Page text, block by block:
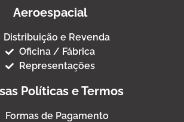
Aeroespacial
Distribuição e Revenda
Oficina / Fábrica
Representações
Políticas e Termos
Formas de Pagamento